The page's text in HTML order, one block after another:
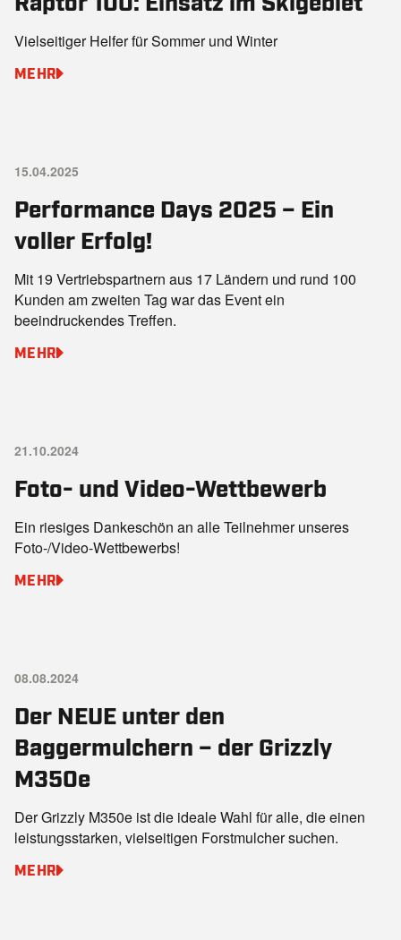
Vielseitiger Helfer für Sommer und Winter
MEHR
15.04.2025
Performance Days 2025 – Ein
voller Erfolg!
Mit 19 Vertriebspartnern aus 17 Ländern und rund 100
Kunden am zweiten Tag war das Event ein
beeindruckendes Treffen.
MEHR
21.10.2024
Foto- und Video-Wettbewerb
Ein riesiges Dankeschön an alle Teilnehmer unseres
Foto-/Video-Wettbewerbs!
MEHR
08.08.2024
Der NEUE unter den
Baggermulchern – der Grizzly
M350e
Der Grizzly M350e ist die ideale Wahl für alle, die einen
leistungsstarken, vielseitigen Forstmulcher suchen.
MEHR